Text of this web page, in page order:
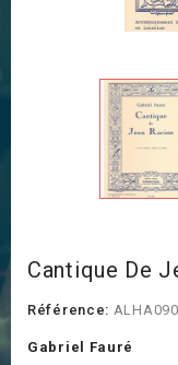
Cantique De
Référence:
Gabriel Fauré